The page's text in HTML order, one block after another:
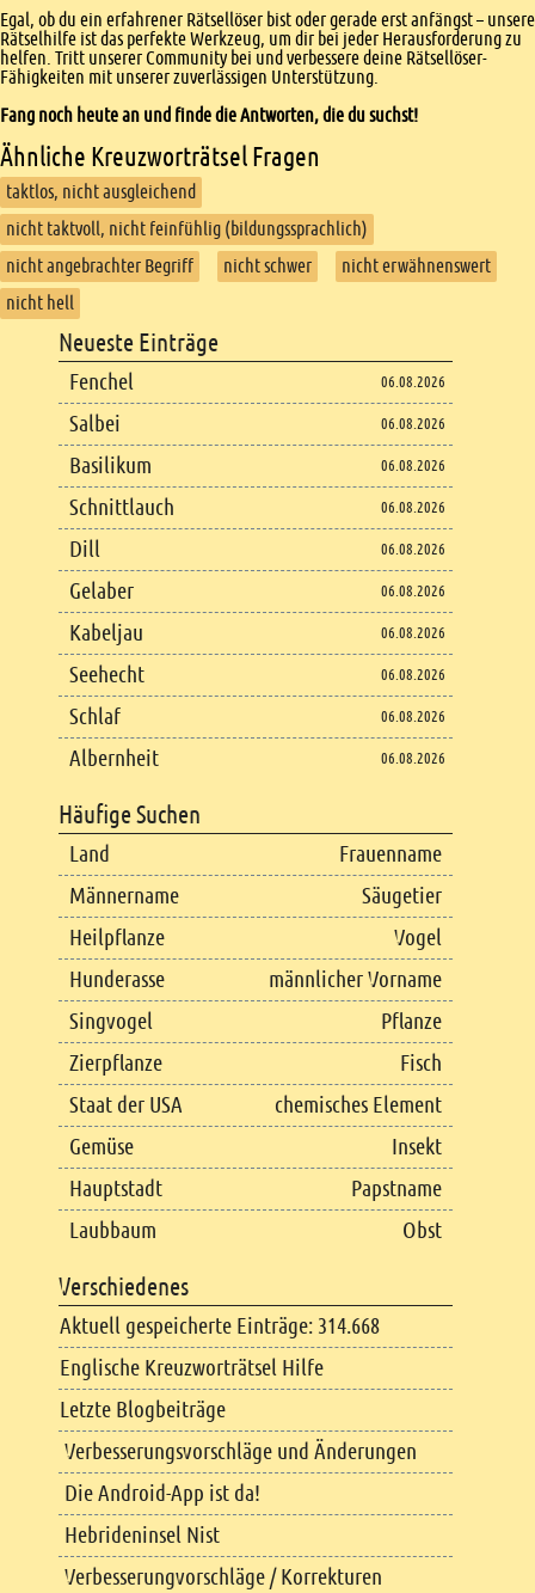
Egal, ob du ein erfahrener Rätsellöser bist oder gerade erst anfängst – unsere
Rätselhilfe ist das perfekte Werkzeug, um dir bei jeder Herausforderung zu
helfen. Tritt unserer Community bei und verbessere deine Rätsellöser-
Fähigkeiten mit unserer zuverlässigen Unterstützung.
Fang noch heute an und finde die Antworten, die du suchst!
Ähnliche Kreuzworträtsel Fragen
taktlos, nicht ausgleichend
nicht taktvoll, nicht feinfühlig (bildungssprachlich)
nicht angebrachter Begriff
nicht schwer
nicht erwähnenswert
nicht hell
Footer content
Neueste Einträge
Fenchel 06.08.2026
Salbei 06.08.2026
Basilikum 06.08.2026
Schnittlauch 06.08.2026
Dill 06.08.2026
Gelaber 06.08.2026
Kabeljau 06.08.2026
Seehecht 06.08.2026
Schlaf 06.08.2026
Albernheit 06.08.2026
Häufige Suchen
Land
Frauenname
Männername
Säugetier
Heilpflanze
Vogel
Hunderasse
männlicher Vorname
Singvogel
Pflanze
Zierpflanze
Fisch
Staat der USA
chemisches Element
Gemüse
Insekt
Hauptstadt
Papstname
Laubbaum
Obst
Verschiedenes
Aktuell gespeicherte Einträge: 314.668
Englische Kreuzworträtsel Hilfe
Letzte Blogbeiträge
Verbesserungsvorschläge und Änderungen
Die Android-App ist da!
Hebrideninsel Nist
Verbesserungvorschläge / Korrekturen